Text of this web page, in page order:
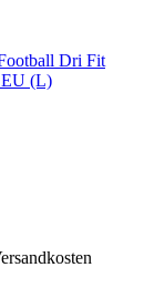
Dri Fit
EU (L)